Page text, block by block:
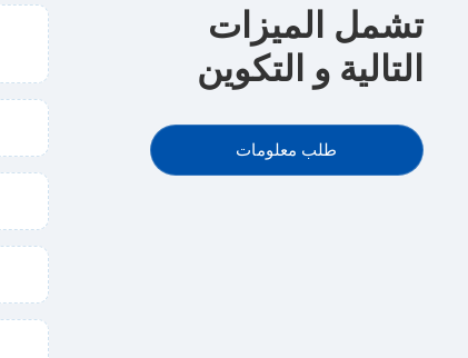
تشمل الميزات
التالية و التكوين
طلب معلومات